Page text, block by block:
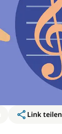
Link teilen